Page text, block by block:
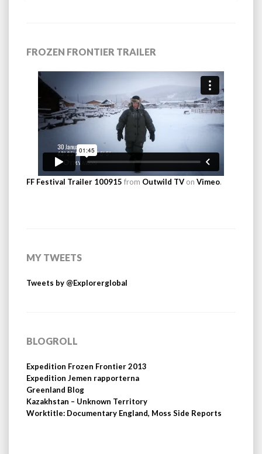
FROZEN FRONTIER TRAILER
FF Festival Trailer 100915 from Outwild TV on Vimeo.
MY TWEETS
Tweets by @Explorerglobal
BLOGROLL
Expedition Frozen Frontier 2013
Expedition Jemen rapporterna
Greenland Blog
Kazakhstan – Unknown Territory
Worktitle: Documentary England, Moss Side Reports